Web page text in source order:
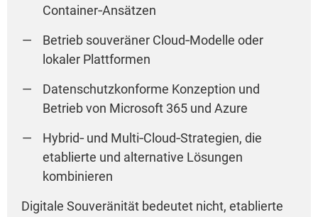
Container‑Ansätzen
Betrieb souveräner Cloud‑Modelle oder
lokaler Plattformen
Datenschutzkonforme Konzeption und
Betrieb von Microsoft 365 und Azure
Hybrid‑ und Multi‑Cloud‑Strategien, die
etablierte und alternative Lösungen
kombinieren
Digitale Souveränität bedeutet nicht, etablierte